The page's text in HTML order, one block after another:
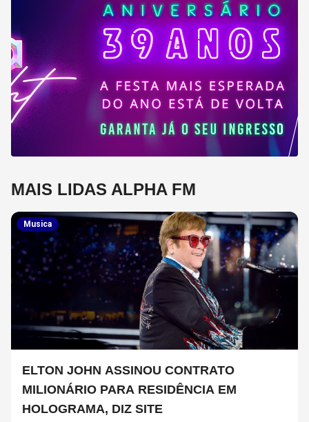
MAIS LIDAS ALPHA FM
Musica
ELTON JOHN ASSINOU CONTRATO
MILIONÁRIO PARA RESIDÊNCIA EM
HOLOGRAMA, DIZ SITE